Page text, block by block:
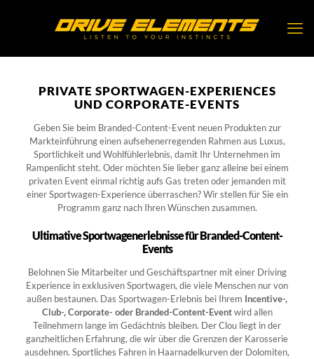
PRIVATE SPORTWAGEN-EXPERIENCES
UND CORPORATE-EVENTS
Geben Sie beim Branded-Content-Event neuen Produkten zur
Markteinführung einen aufsehenerregenden Rahmen aus Luxus,
Sportlichkeit und Wohlfühlerlebnis, damit Ihr Unternehmen im
Rampenlicht steht. Oder möchten Sie lieber ganz alleine bei einem
privaten Event einmal richtig aufs Gas treten oder jemanden mit
einer Sportwagen-Experience überraschen? Wir stellen für Sie ein
Programm ganz nach Ihren Wünschen zusammen.
Ultimative Sportwagenerlebnisse für Branded-Content-
Events
Belohnen Sie Mitarbeiter und Geschäftspartner mit einer Driving
Experience in exklusiven Sportwagen, die viele Menschen nur von
außen bestaunen. Das Sportwagen-Erlebnis bei Ihrem Incentive-,
Club-, Corporate- oder Branded-Content-Eventwird allen
Teilnehmern lange im Gedächtnis bleiben. Der Clou liegt in der
ganzheitlichen Erfahrung, die wir über die Grenzen der Karosserie
ausdehnen. Sportliches Fahren in Haarnadelkurven der Dolomiten,